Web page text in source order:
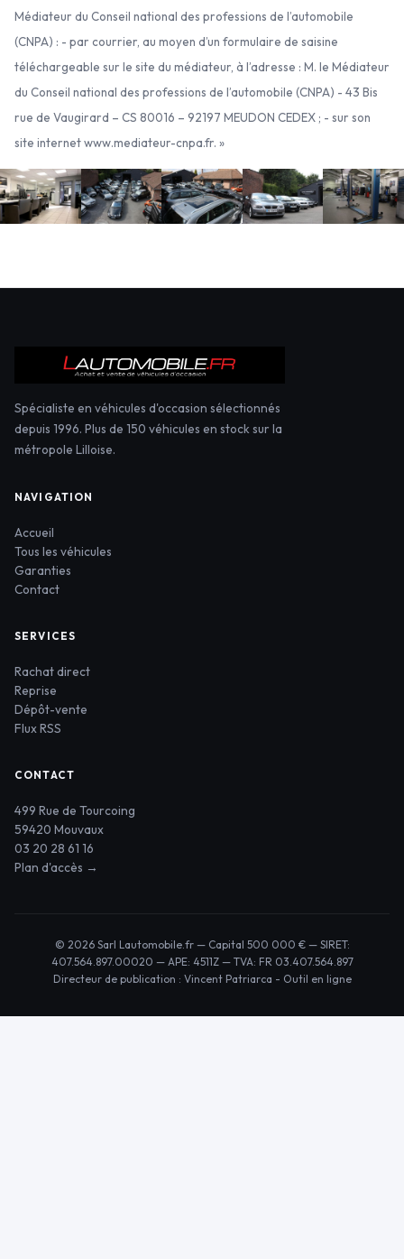
Médiateur du Conseil national des professions de l’automobile
(CNPA) : - par courrier, au moyen d’un formulaire de saisine
téléchargeable sur le site du médiateur, à l’adresse : M. le Médiateur
du Conseil national des professions de l’automobile (CNPA) - 43 Bis
rue de Vaugirard – CS 80016 – 92197 MEUDON CEDEX ; - sur son
site internet www.mediateur-cnpa.fr. »
Spécialiste en véhicules d'occasion sélectionnés
depuis 1996. Plus de 150 véhicules en stock sur la
métropole Lilloise.
NAVIGATION
Accueil
Tous les véhicules
Garanties
Contact
SERVICES
Rachat direct
Reprise
Dépôt-vente
Flux RSS
CONTACT
499 Rue de Tourcoing
59420 Mouvaux
03 20 28 61 16
Plan d'accès →
© 2026 Sarl Lautomobile.fr — Capital 500 000 € — SIRET:
407.564.897.00020 — APE: 4511Z — TVA: FR 03.407.564.897
Directeur de publication : Vincent Patriarca - Outil en ligne